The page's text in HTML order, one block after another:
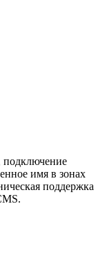
подключение
имя в зонах
поддержка